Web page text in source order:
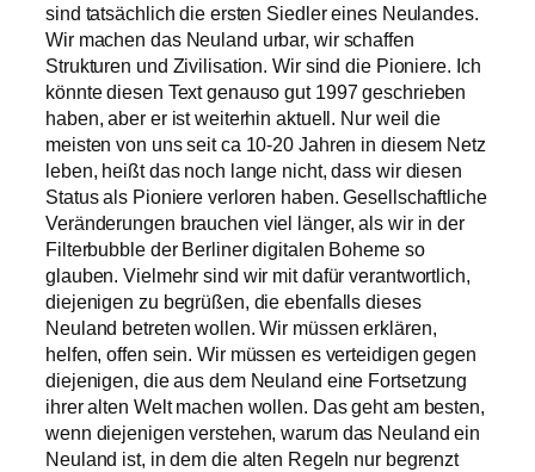
sind tatsächlich die ersten Siedler eines Neulandes.
Wir machen das Neuland urbar, wir schaffen
Strukturen und Zivilisation. Wir sind die Pioniere. Ich
könnte diesen Text genauso gut 1997 geschrieben
haben, aber er ist weiterhin aktuell. Nur weil die
meisten von uns seit ca 10-20 Jahren in diesem Netz
leben, heißt das noch lange nicht, dass wir diesen
Status als Pioniere verloren haben. Gesellschaftliche
Veränderungen brauchen viel länger, als wir in der
Filterbubble der Berliner digitalen Boheme so
glauben. Vielmehr sind wir mit dafür verantwortlich,
diejenigen zu begrüßen, die ebenfalls dieses
Neuland betreten wollen. Wir müssen erklären,
helfen, offen sein. Wir müssen es verteidigen gegen
diejenigen, die aus dem Neuland eine Fortsetzung
ihrer alten Welt machen wollen. Das geht am besten,
wenn diejenigen verstehen, warum das Neuland ein
Neuland ist, in dem die alten Regeln nur begrenzt